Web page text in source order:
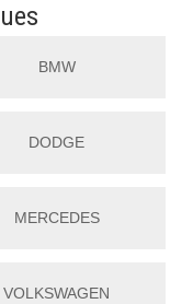
BMW
DODGE
MERCEDES
VOLKSWAGEN